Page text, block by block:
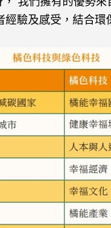
驗及感受，結合環